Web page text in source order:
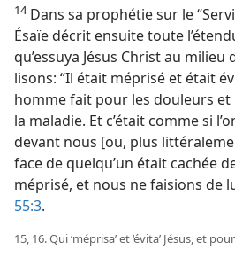
14Dans sa prophétie sur le
Ésaïe décrit ensuite toute
qu’essuya Jésus Christ au
lisons: “Il était méprisé et était
homme fait pour les douleurs
la maladie. Et c’était comme si
devant nous [ou, plus
face de quelqu’un était cachée
méprisé, et nous ne faisions de
55:3.
15, 16. Qui ‘méprisa’ et ‘évita’ Jésus, et